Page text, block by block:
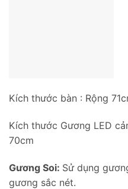
Kích thước bàn : Rộng
Kích thước Gương LED
70cm
Gương Soi: Sử dụng
gương sắc nét.